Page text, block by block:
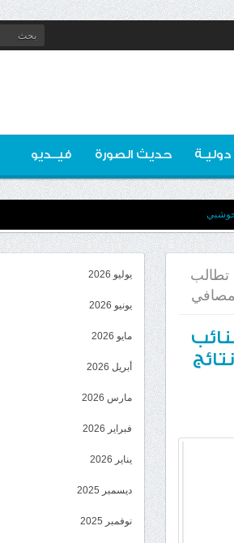
دوليـة حديث الصورة فيــديو
تطالب
يوليو 2026
يونيو 2026
مايو 2026
أبريل 2026
مارس 2026
فبراير 2026
يناير 2026
ديسمبر 2025
نوفمبر 2025